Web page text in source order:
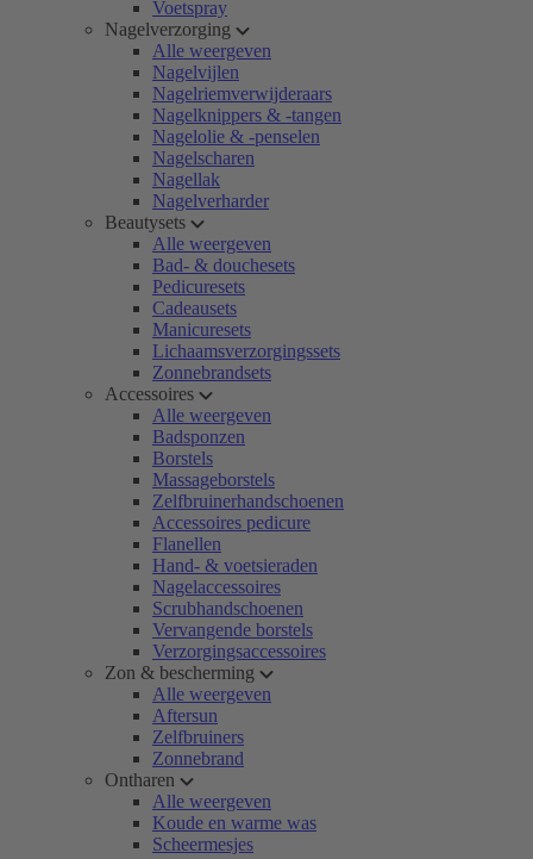
Voetspray
Nagelverzorging
Alle weergeven
Nagelvijlen
Nagelriemverwijderaars
Nagelknippers & -tangen
Nagelolie & -penselen
Nagelscharen
Nagellak
Nagelverharder
Beautysets
Alle weergeven
Bad- & douchesets
Pedicuresets
Cadeausets
Manicuresets
Lichaamsverzorgingssets
Zonnebrandsets
Accessoires
Alle weergeven
Badsponzen
Borstels
Massageborstels
Zelfbruinerhandschoenen
Accessoires pedicure
Flanellen
Hand- & voetsieraden
Nagelaccessoires
Scrubhandschoenen
Vervangende borstels
Verzorgingsaccessoires
Zon & bescherming
Alle weergeven
Aftersun
Zelfbruiners
Zonnebrand
Ontharen
Alle weergeven
Koude en warme was
Scheermesjes